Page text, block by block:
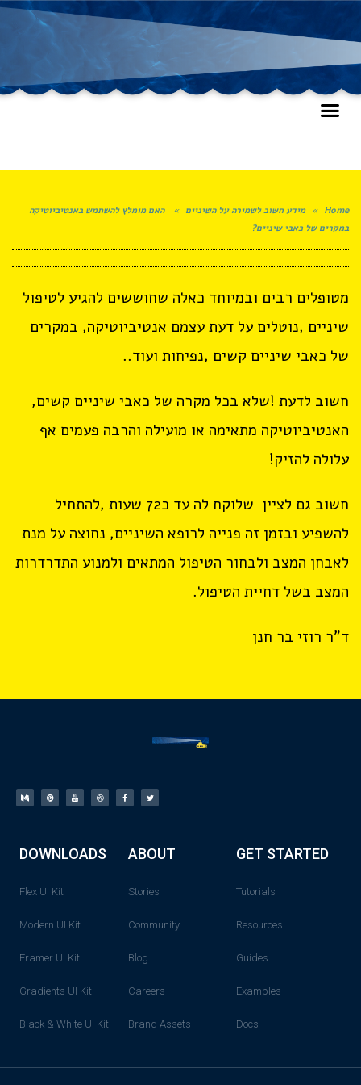
Home
» מידע חשוב לשמירה על השיניים »
האם מומלץ להשתמש באנטיביוטיקה
במקרים של כאבי שיניים?
מטופלים רבים ובמיוחד כאלה שחוששים להגיע לטיפול
שיניים ,נוטלים על דעת עצמם אנטיביוטיקה, במקרים
של כאבי שיניים קשים ,נפיחות ועוד..
חשוב לדעת !שלא בכל מקרה של כאבי שיניים קשים,
האנטיביוטיקה מתאימה או מועילה והרבה פעמים אף
עלולה להזיק!
חשוב גם לציין שלוקח לה עד כ72 שעות ,להתחיל
להשפיע ובזמן זה פנייה לרופא השיניים, נחוצה על מנת
לאבחן המצב ולבחור הטיפול המתאים ולמנוע התדרדרות
המצב בשל דחיית הטיפול.
ד"ר רוזי בר חנן
GET STARTED
Tutorials
Resources
Guides
Examples
Docs
ABOUT
Stories
Community
Blog
Careers
Brand Assets
DOWNLOADS
Flex UI Kit
Modern UI Kit
Framer UI Kit
Gradients UI Kit
Black & White UI Kit